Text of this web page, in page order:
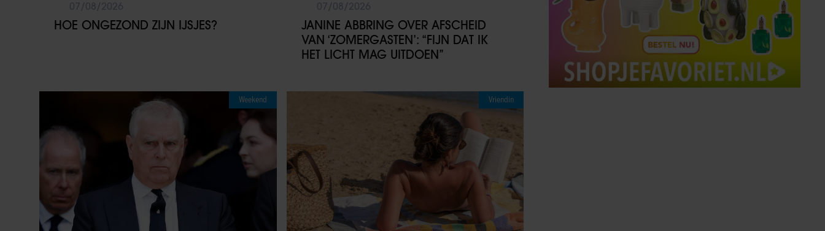
HOE ONGEZOND ZIJN IJSJES?
JANINE ABBRING OVER AFSCHEID
VAN ‘ZOMERGASTEN’: “FIJN DAT IK
HET LICHT MAG UITDOEN”
Weekend Vriendin